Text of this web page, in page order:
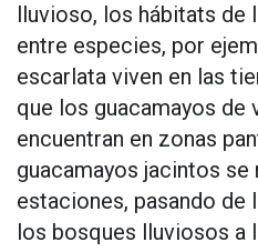
lluvioso, los hábitats de
entre especies, por
escarlata viven en las
que los guacamayos de
encuentran en zonas
guacamayos jacintos se
estaciones, pasando de
los bosques lluviosos a